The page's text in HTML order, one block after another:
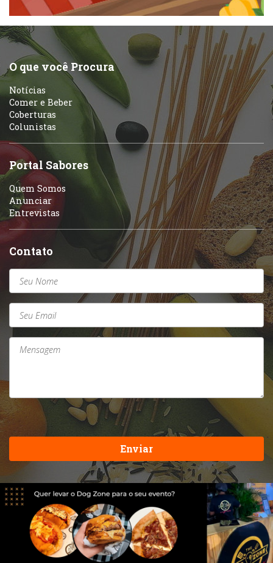
Peixes e Frutos do Mar
Pizzarias
Portuguesa
Self-service
Sobremesas e sorvetes
Portuguesa
Sobremesas e sorvetes
Variados
O que você Procura
Notícias
Comer e Beber
Coberturas
Colunistas
Portal Sabores
Quem Somos
Anunciar
Entrevistas
Contato
Enviar